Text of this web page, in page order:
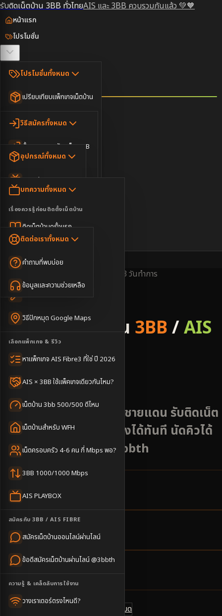
รับติดเน็ตบ้าน 3BB ทั่วไทยAIS และ 3BB ควบรวมกันแล้ว 💚🧡
หน้าแรก
โปรโมชั่น
โปรโมชั่นทั้งหมด
เปรียบเทียบแพ็กเกจเน็ตบ้าน
เน็ตบ้าน Super Fast
เน็ตบ้าน 2Gbps
เน็ตบ้านพร้อมกล่องทีวี
เน็ตบ้าน + Netflix
เน็ตบ้าน + บริการเสริม
เน็ตบ้านแรงทุกชั้น
ตรวจสอบพื้นที่
วิธีสมัครทั้งหมด
ขั้นตอนการสมัครเน็ต 3BB
อุปกรณ์
อุปกรณ์ทั้งหมด
AIS Play Box
Dongle เน็ตสำรอง
บทความ
บทความทั้งหมด
เรื่องควรรู้ก่อนติดตั้งเน็ตบ้าน
ติดเน็ตบ้านครั้งแรก
เทคนิคขอคิวช่างได้ไว
วิธีปักหมุด Google Maps
เลือกแพ็กเกจ & รีวิว
หาแพ็กเกจ AIS Fibre3 ที่ใช่ ปี 2026
AIS × 3BB ใช้แพ็คเกจเดียวกันไหม?
เน็ตบ้าน 3bb 500/500 ดีไหม
เน็ตบ้านสำหรับ WFH
เน็ตครอบครัว 4-6 คน กี่ Mbps พอ?
3BB 1000/1000 Mbps
AIS PLAYBOX
สมัครกับ 3BB / AIS FIBRE
สมัครเน็ตบ้านออนไลน์ผ่านไลน์
ข้อดีสมัครเน็ตบ้านผ่านไลน์ @3bbth
ความรู้ & เคล็ดลับการใช้งาน
วางเราเตอร์ตรงไหนดี?
ข่าวสาร
ติดต่อเราทั้งหมด
คำถามที่พบบ่อย
ข้อมูลและความช่วยเหลือ
🇹🇭🇬🇧
2-3 วันทำการ
3BB & AIS Fibre
รับติดตั้งเน็ตบ้าน 3BB/AIS
Fibre
อำเภอกาบเชิง
กาบเชิง สุรินทร์ - ชุมชนชายแดน รับติดเน็ต
AIS 3BB Fibre3 นัดช่างได้ทันที นัดคิวได้
เลย สมัครผ่านไลน์ @3bbth
6ตำบล
ครอบคลุมพื้นที่
2-3วันทำการ
นัดช่างติดตั้ง
ราคาเริ่มต้น
ดูแพ็กเกจทั้งหมด